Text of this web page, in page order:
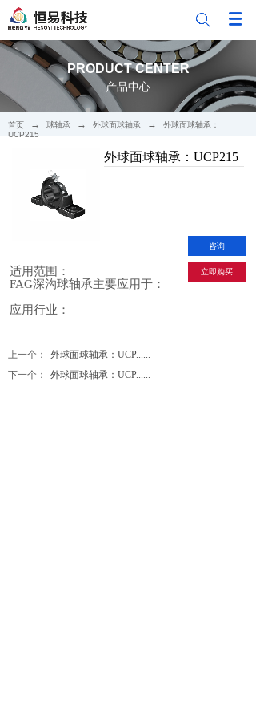
PRODUCT CENTER
产品中心
首页 → 球轴承 → 外球面球轴承 →
外球面球轴承：
UCP215
外球面球轴承：UCP215
适用范围：
FAG深沟球轴承主要应用于：
应用行业：
上一个：
外球面球轴承：UCP......
下一个：
外球面球轴承：UCP......
咨询
立即购买